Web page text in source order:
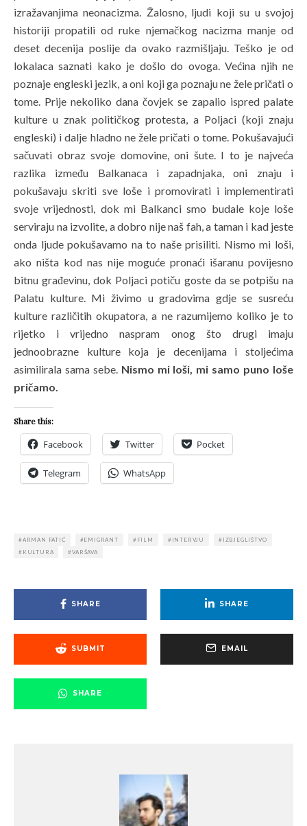
izražavanjima neonacizma. Žalosno, ljudi koji su u svojoj
historiji propatili od ruke njemačkog nacizma manje od
deset decenija poslije da ovako razmišljaju. Teško je od
lokalaca saznati kako je došlo do ovoga. Većina njih ne
poznaje engleski jezik, a oni koji ga poznaju ne žele pričati o
tome. Prije nekoliko dana čovjek se zapalio ispred palate
kulture u znak političkog protesta, a Poljaci (koji znaju
engleski) i dalje hladno ne žele pričati o tome. Pokušavajući
sačuvati obraz svoje domovine, oni šute. I to je najveća
razlika između Balkanaca i zapadnjaka, oni znaju i
pokušavaju skriti sve loše i promovirati i implementirati
svoje vrijednosti, dok mi Balkanci smo budale koje loše
serviraju na izvolite, a dobro nije naš fah, a taman i kad jeste
onda ljude pokušavamo na to naše prisiliti. Nismo mi loši,
ako ništa kod nas nije moguće pronaći išaranu povijesno
bitnu građevinu, dok Poljaci potiču goste da se potpišu na
Palatu kulture. Mi živimo u gradovima gdje se susreću
kulture različitih okupatora, a ne razumijemo koliko je to
rijetko i vrijedno naspram onog što drugi imaju
jednoobrazne kulture koja je decenijama i stoljećima
asimilirala sama sebe. Nismo mi loši, mi samo puno loše
pričamo.
Share this:
Facebook Twitter Pocket
Telegram WhatsApp
ARMAN FATIĆ EMIGRANT FILM INTERVJU
IZBJEGLIŠTVO
KULTURA
VARŠAVA
SHARE SHARE
SUBMIT EMAIL
SHARE